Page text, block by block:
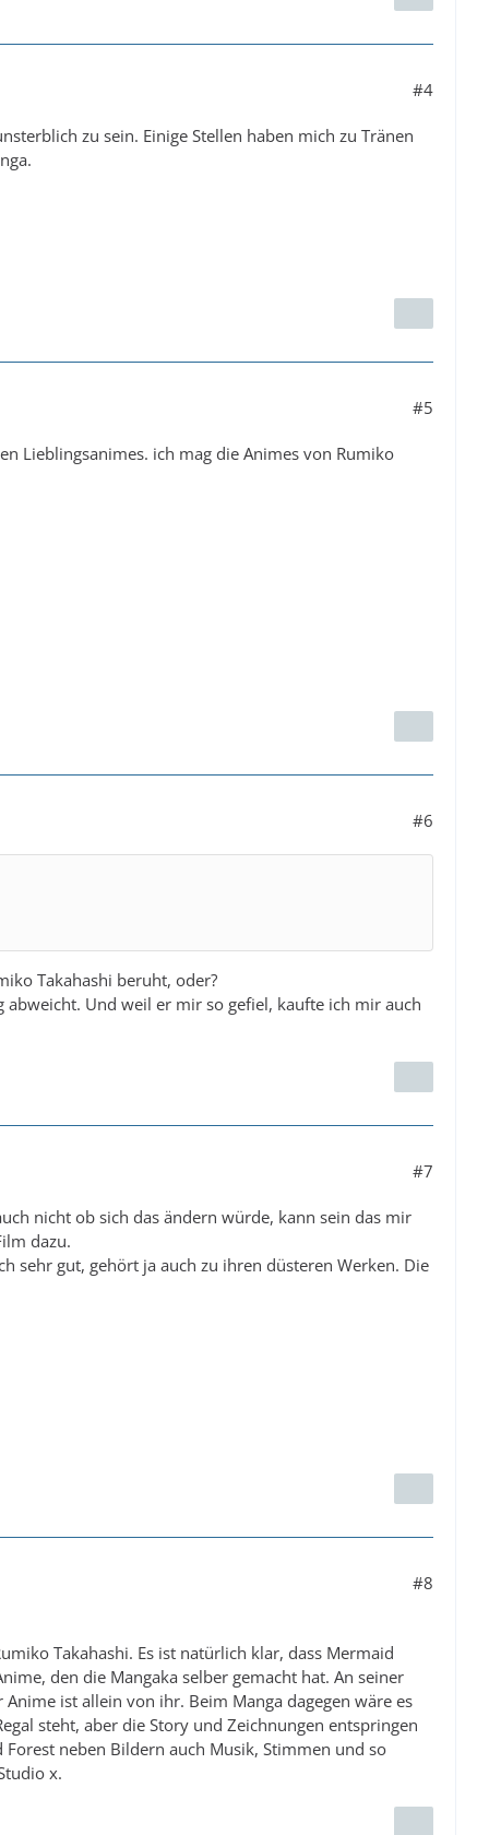
#4
zu sein. Einige Stellen haben mich zu Tränen
#5
Lieblingsanimes. ich mag die Animes von Rumiko
#6
Takahashi beruht, oder?
Und weil er mir so gefiel, kaufte ich mir auch
#7
nicht ob sich das ändern würde, kann sein das mir
dazu.
sehr gut, gehört ja auch zu ihren düsteren Werken. Die
#8
Takahashi. Es ist natürlich klar, dass Mermaid
den die Mangaka selber gemacht hat. An seiner
ist allein von ihr. Beim Manga dagegen wäre es
steht, aber die Story und Zeichnungen entspringen
neben Bildern auch Musik, Stimmen und so
x.